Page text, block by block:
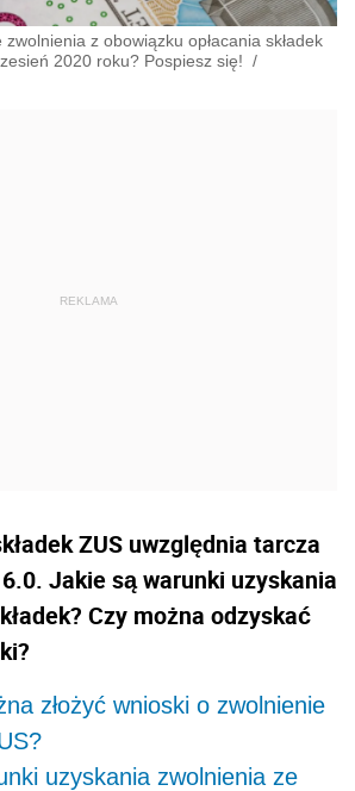
z obowiązku opłacania składek
2020 roku? Pospiesz się! /
ZUS uwzględnia tarcza
Jakie są warunki uzyskania
Czy można odzyskać
złożyć wnioski o zwolnienie
uzyskania zwolnienia ze